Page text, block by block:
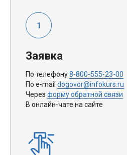
Заявка
По телефону8-800-555-23-00
По e-mail dogovor@infokurs.ru
Через форму обратной связи
В онлайн-чате на сайте